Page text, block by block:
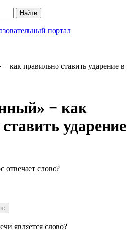
Найти
портал
как правильно ставить ударение в
− как
ударение
отвечает слово?
является слово?